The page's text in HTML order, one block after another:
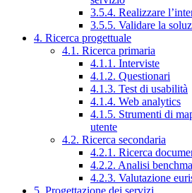
3.5.4. Realizzare
3.5.5. Validare la
4. Ricerca progettuale
4.1. Ricerca primaria
4.1.1. Interviste
4.1.2. Questionari
4.1.3. Test di usabilità
4.1.4. Web analytics
4.1.5. Strumenti di
utente
4.2. Ricerca secondaria
4.2.1. Ricerca
4.2.2. Analisi
4.2.3. Valutazione
5. Progettazione dei servizi